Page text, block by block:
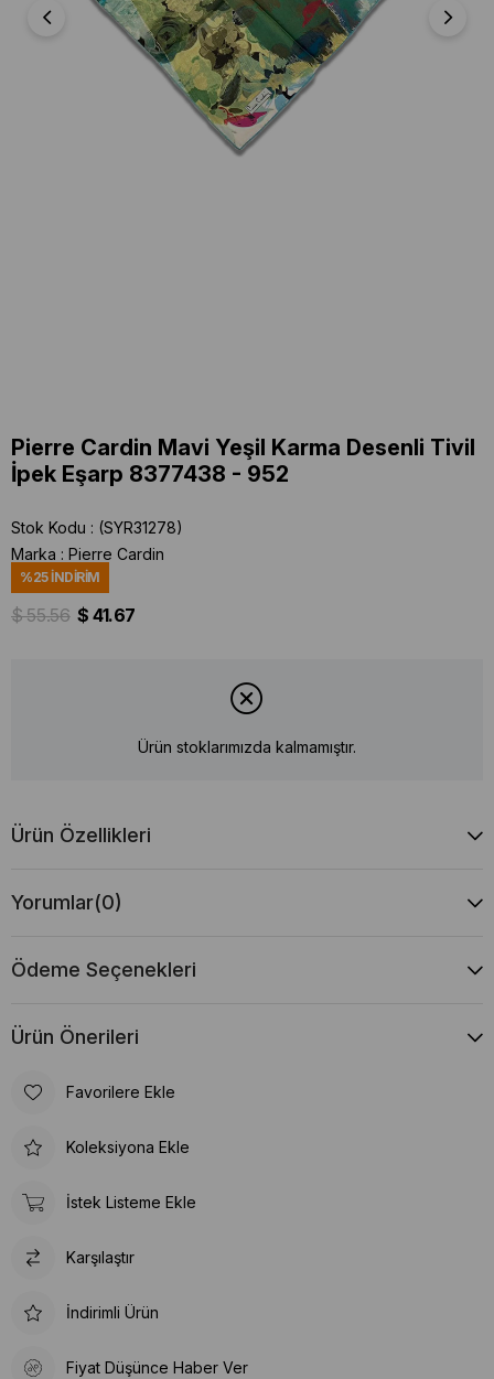
Pierre Cardin Mavi Yeşil Karma Desenli Tivil
İpek Eşarp 8377438 - 952
Stok Kodu
(SYR31278)
Marka : Pierre Cardin
%25İNDIRIM
$ 55.56 $ 41.67
Ürün stoklarımızda kalmamıştır.
Ürün Özellikleri
Yorumlar(0)
Ödeme Seçenekleri
Ürün Önerileri
Favorilere Ekle
Koleksiyona Ekle
İstek Listeme Ekle
Karşılaştır
İndirimli Ürün
Fiyat Düşünce Haber Ver